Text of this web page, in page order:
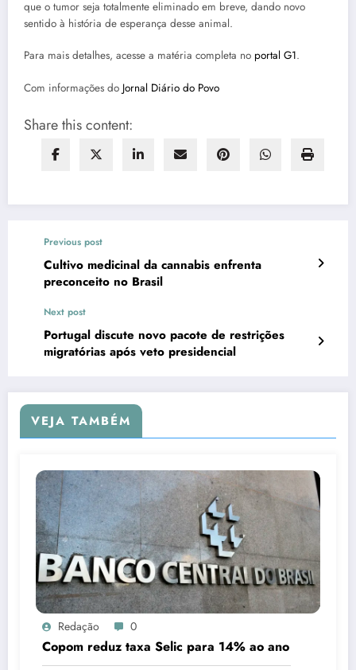
que o tumor seja totalmente eliminado em breve, dando novo
sentido à história de esperança desse animal.
Para mais detalhes, acesse a matéria completa no portal G1.
Com informações do Jornal Diário do Povo
Share this content:
Previous post
Cultivo medicinal da cannabis enfrenta
preconceito no Brasil
Next post
Portugal discute novo pacote de restrições
migratórias após veto presidencial
VEJA TAMBÉM
Redação 0
Copom reduz taxa Selic para 14% ao ano